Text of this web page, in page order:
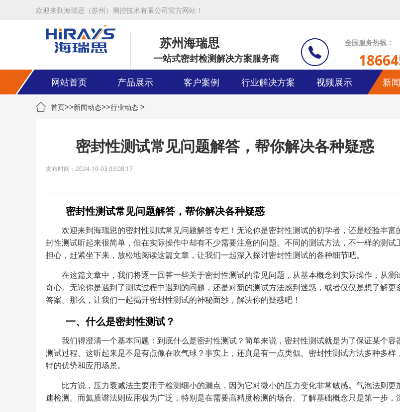
欢迎来到海瑞思（苏州）测控技术有限公司官方网站！
苏州海瑞思
一站式密封检测解决方案服务商
全国服务热线：
网站首页 产品展示 客户案例 行业解决方案 视频展示 新
首页>>新闻动态>>行业动态 >
密封性测试常见问题解答，帮你解决各种疑惑
发布时间：2024-10-03 03:08:17
密封性测试常见问题解答，帮你解决各种疑惑
欢迎来到海瑞思的密封性测试常见问题解答专栏！无论你是密封性测试的初学者，还是经验丰
封性测试听起来很简单，但在实际操作中却有不少需要注意的问题。不同的测试方法，不一样的测
担心，赶紧坐下来，放松地阅读这篇文章，让我们一起深入探讨密封性测试的各种细节吧。
在这篇文章中，我们将逐一回答一些关于密封性测试的常见问题，从基本概念到实际操作，从
奇心。无论你是遇到了测试过程中遇到的问题，还是对新的测试方法感到迷惑，或者仅仅是想了解
答案。那么，让我们一起揭开密封性测试的神秘面纱，解决你的疑惑吧！
一、什么是密封性测试？
我们得澄清一个基本问题：到底什么是密封性测试？简单来说，密封性测试就是为了保证某个
测试过程。这听起来是不是有点像在吹气球？事实上，还真是有一点类似。密封性测试方法多种多
特的优势和应用场景。
比方说，压力衰减法主要用于检测细小的漏点，因为它对微小的压力变化非常敏感。气泡法则
速检测。而氦质谱法则应用极为广泛，特别是在需要高精度检测的场合。了解基础概念只是第一步，